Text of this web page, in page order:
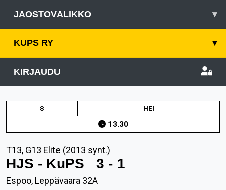
JAOSTOVALIKKO ▾
KUPS RY ▾
KIRJAUDU
8 HEI
13.30
T13, G13 Elite (2013 synt.)
HJS - KuPS 3 - 1
Espoo, Leppävaara 32A